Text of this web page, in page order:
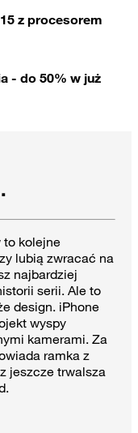
z procesorem
- do 50% w już
to kolejne
lubią zwracać na
najbardziej
serii. Ale to
design. iPhone
wyspy
kamerami. Za
ramka z
jeszcze trwalsza